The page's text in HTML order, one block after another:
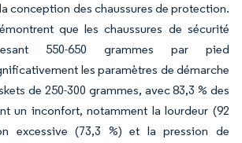
conception des chaussures de protection.
que les chaussures de sécurité
550-650 grammes par pied
les paramètres de démarche
de 250-300 grammes, avec 83,3 % des
un inconfort, notamment la lourdeur (92
excessive (73,3 %) et la pression de